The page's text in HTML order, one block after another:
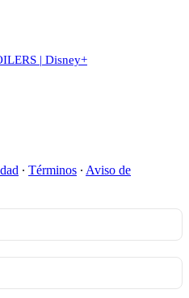
| Disney+
∙ Términos ∙ Aviso de